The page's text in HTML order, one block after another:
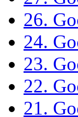
26.
24.
23.
22.
21.